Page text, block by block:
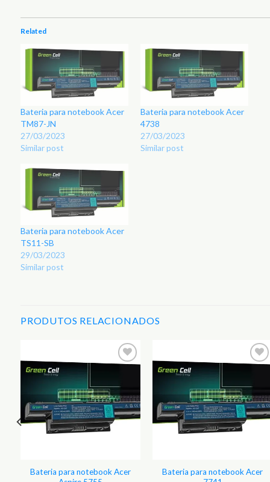
Related
Bateria para notebook Acer
TM87-JN
27/03/2023
Similar post
Bateria para notebook Acer
4738
27/03/2023
Similar post
Bateria para notebook Acer
TS11-SB
29/03/2023
Similar post
PRODUTOS RELACIONADOS
Bateria para notebook Acer
Bateria para notebook Acer